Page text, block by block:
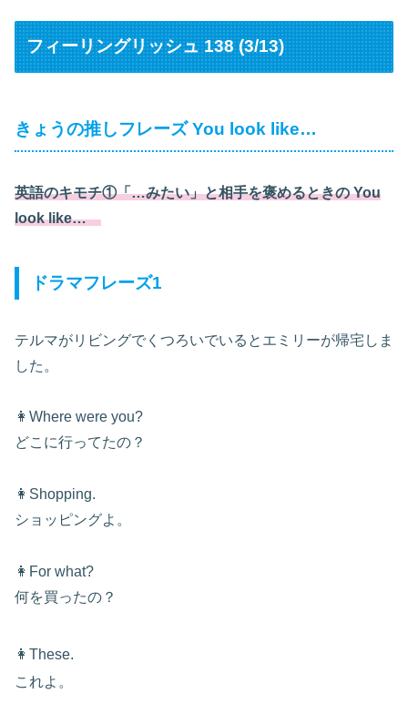
フィーリングリッシュ 138 (3/13)
きょうの推しフレーズ You look like…
英語のキモチ①「…みたい」と相手を褒めるときの You
look like…
ドラマフレーズ1
テルマがリビングでくつろいでいるとエミリーが帰宅しま
した。
👩Where were you?
どこに行ってたの？
👩Shopping.
ショッピングよ。
👩For what?
何を買ったの？
👩These.
これよ。